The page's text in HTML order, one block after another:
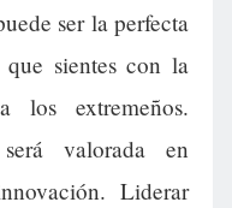
ser la perfecta
sientes con la
los extremeños.
valorada en
Liderar